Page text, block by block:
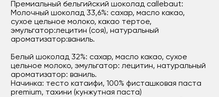
Премиальный бельгийский шоколад callebaut:
Молочный шоколад 33,6%: сахар, масло какао,
сухое цельное молоко, какао тертое,
эмульгатор:лецитин (соя), натуральный
ароматизатор:ваниль.
Белый шоколад 32%: сахар, масло какао, сухое
цельное молоко, эмульгатор: лецитин, натуральный
ароматизатор: ваниль.
Начинка: тесто катаифи, 100% фисташковая паста
premium, тахини (кунжутная паста)